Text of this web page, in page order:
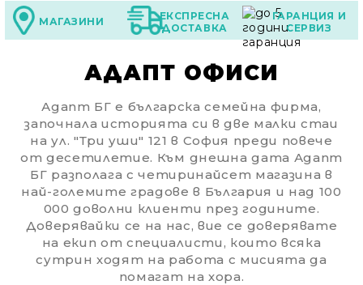
МАГАЗИНИ
ЕКСПРЕСНА
ДОСТАВКА
ГАРАНЦИЯ И
СЕРВИЗ
АДАПТ ОФИСИ
Адапт БГ е българска семейна фирма,
започнала историята си в две малки стаи
на ул. "Три уши" 121 в София преди повече
от десетилетие. Към днешна дата Адапт
БГ разполага с четиринайсет магазина в
най-големите градове в България и над 100
000 доволни клиенти през годините.
Доверявайки се на нас, вие се доверявате
на екип от специалисти, които всяка
сутрин ходят на работа с мисията да
помагат на хора.